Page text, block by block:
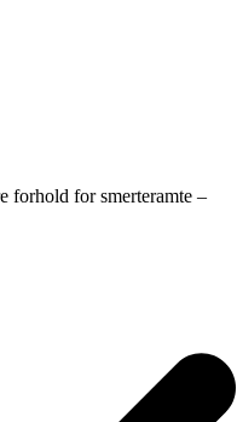
forhold for smerteramte –